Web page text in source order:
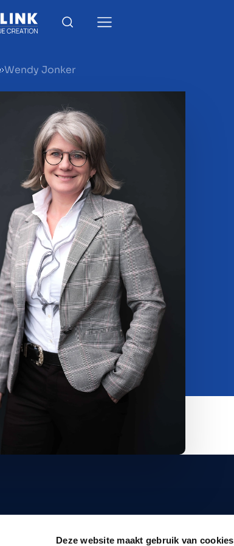
Deze website maakt gebruik van cookies
Wendy Jonker
+34 699 907 310